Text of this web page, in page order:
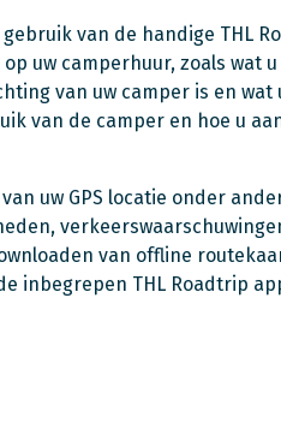
van de handige THL
uw camperhuur, zoals wat
van uw camper is en
van de camper en hoe u
uw GPS locatie onder
van offline
inbegrepen THL Roadtrip